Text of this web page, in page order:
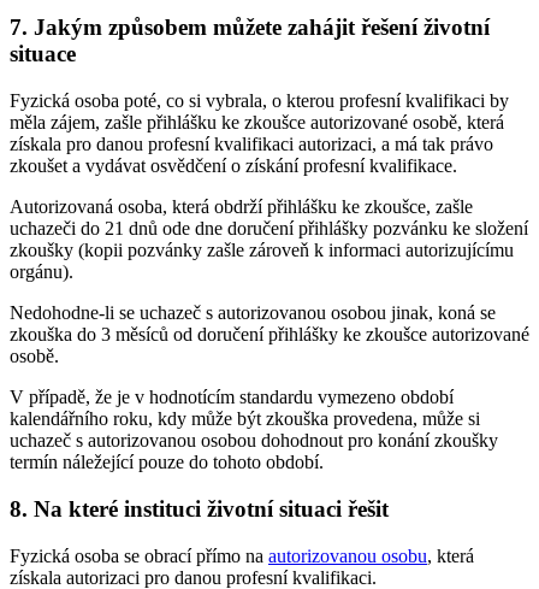
7. Jakým způsobem můžete zahájit řešení životní
situace
Fyzická osoba poté, co si vybrala, o kterou profesní kvalifikaci by
měla zájem, zašle přihlášku ke zkoušce autorizované osobě, která
získala pro danou profesní kvalifikaci autorizaci, a má tak právo
zkoušet a vydávat osvědčení o získání profesní kvalifikace.
Autorizovaná osoba, která obdrží přihlášku ke zkoušce, zašle
uchazeči do 21 dnů ode dne doručení přihlášky pozvánku ke složení
zkoušky (kopii pozvánky zašle zároveň k informaci autorizujícímu
orgánu).
Nedohodne-li se uchazeč s autorizovanou osobou jinak, koná se
zkouška do 3 měsíců od doručení přihlášky ke zkoušce autorizované
osobě.
V případě, že je v hodnotícím standardu vymezeno období
kalendářního roku, kdy může být zkouška provedena, může si
uchazeč s autorizovanou osobou dohodnout pro konání zkoušky
termín náležející pouze do tohoto období.
8. Na které instituci životní situaci řešit
Fyzická osoba se obrací přímo na autorizovanou osobu, která
získala autorizaci pro danou profesní kvalifikaci.